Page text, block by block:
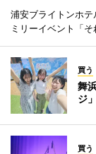
浦安ブライトンホ
ミリーイベント「
買う
舞
ジ
買う